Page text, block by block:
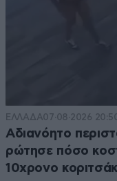
ΕΛΛΑΔΑ07·08·2026
Αδιανόητο
ρώτησε πόσο
10χρονο